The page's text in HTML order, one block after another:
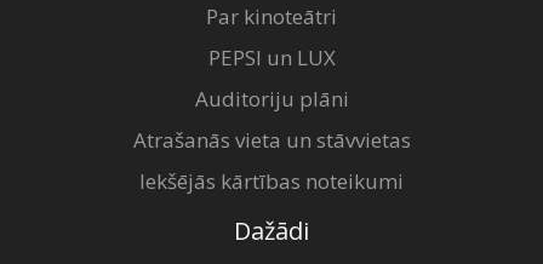
Par kinoteātri
PEPSI un LUX
Auditoriju plāni
Atrašanās vieta un stāvvietas
Iekšējās kārtības noteikumi
Dažādi